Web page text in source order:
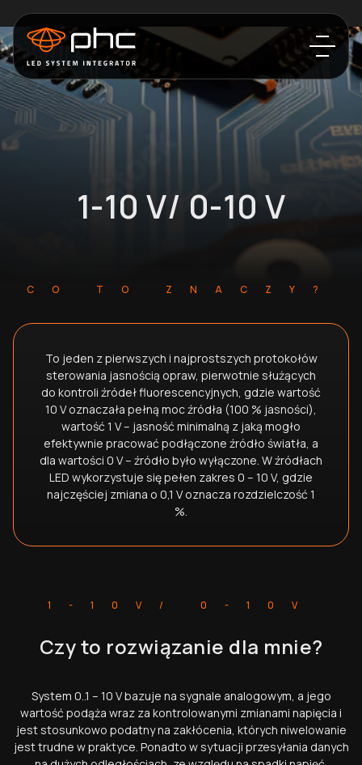
1-10 V/ 0-10 V
CO TO ZNACZY?
To jeden z pierwszych i najprostszych protokołów
sterowania jasnością opraw, pierwotnie służących
do kontroli źródeł fluorescencyjnych, gdzie wartość
10 V oznaczała pełną moc źródła (100 % jasności),
wartość 1 V – jasność minimalną z jaką mogło
efektywnie pracować podłączone źródło światła, a
dla wartości 0 V – źródło było wyłączone. W źródłach
LED wykorzystuje się pełen zakres 0 – 10 V, gdzie
najczęściej zmiana o 0,1 V oznacza rozdzielczość 1
%.
1-10V/ 0-10V
Czy to rozwiązanie dla mnie?
System 0..1 – 10 V bazuje na sygnale analogowym, a jego
wartość podąża wraz za kontrolowanymi zmianami napięcia i
jest stosunkowo podatny na zakłócenia, których niwelowanie
jest trudne w praktyce. Ponadto w sytuacji przesyłania danych